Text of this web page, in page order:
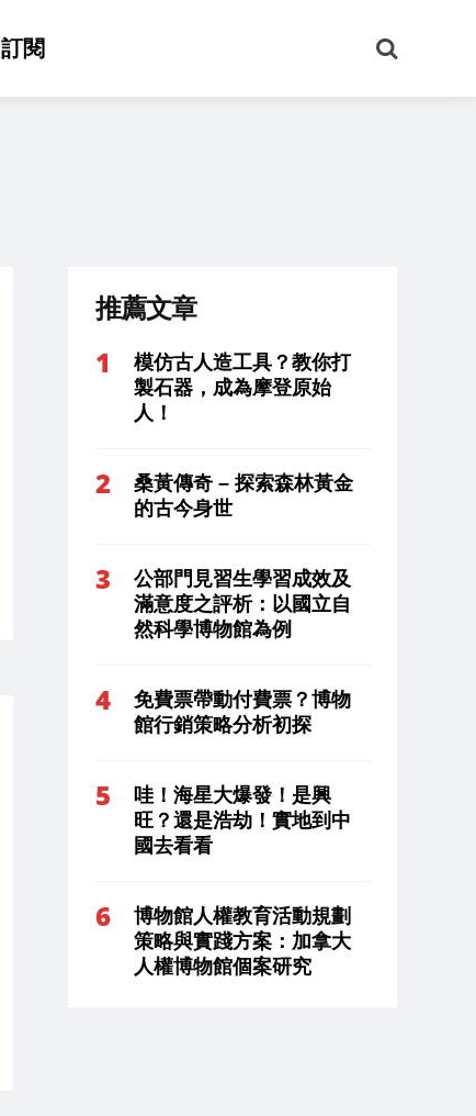
訂閱
尋
推薦文章
模仿古人造工具？教你打
製石器，成為摩登原始
人！
桑黃傳奇 – 探索森林黃金
的古今身世
公部門見習生學習成效及
滿意度之評析：以國立自
然科學博物館為例
免費票帶動付費票？博物
館行銷策略分析初探
哇！海星大爆發！是興
旺？還是浩劫！實地到中
國去看看
博物館人權教育活動規劃
策略與實踐方案：加拿大
人權博物館個案研究